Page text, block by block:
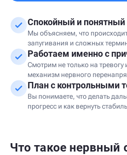
Спокойный и понятный
Мы объясняем, что
запугивания и сложных
Работаем именно с
Смотрим не только на тревогу
механизм нервного
План с контрольными
Вы понимаете, что делать
прогресс и как вернуть
Что такое нервный